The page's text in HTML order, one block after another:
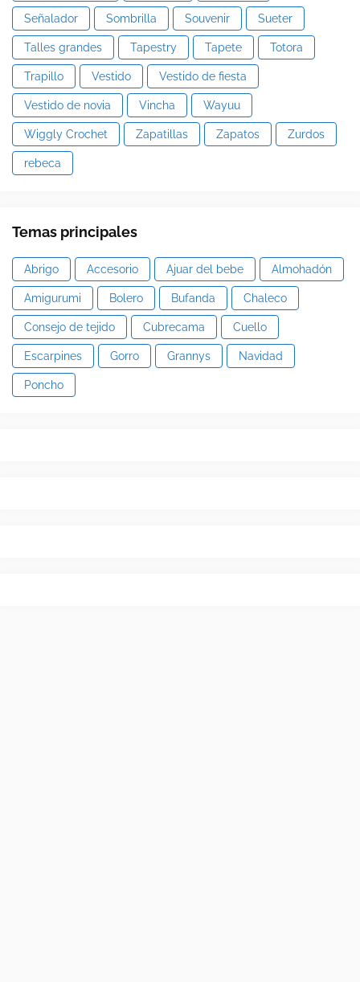
Señalador Sombrilla Souvenir Sueter
Talles grandes Tapestry Tapete Totora
Trapillo Vestido Vestido de fiesta
Vestido de novia Vincha Wayuu
Wiggly Crochet Zapatillas Zapatos Zurdos
rebeca
Temas principales
Abrigo Accesorio Ajuar del bebe Almohadón
Amigurumi Bolero Bufanda Chaleco
Consejo de tejido Cubrecama Cuello
Escarpines Gorro Grannys Navidad
Poncho